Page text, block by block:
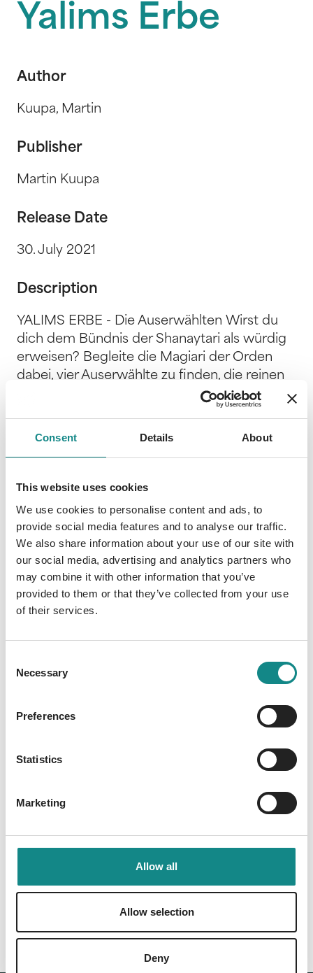
Consent Details About
This website uses cookies
We use cookies to personalise content and ads, to
provide social media features and to analyse our traffic.
We also share information about your use of our site with
our social media, advertising and analytics partners who
may combine it with other information that you’ve
provided to them or that they’ve collected from your use
of their services.
Selection
Necessary
Preferences
Statistics
Marketing
Allow all
Allow selection
Deny
Yalims Erbe
Author
Kuupa, Martin
Publisher
Martin Kuupa
Release Date
30. July 2021
Description
YALIMS ERBE - Die Auserwählten Wirst du
dich dem Bündnis der Shanaytari als würdig
erweisen? Begleite die Magiari der Orden
dabei, vier Auserwählte zu finden, die reinen
Herzens und unbändigen Mutes sind. Sie
durch ein mächtiges Wesen bewahren -
irgendwann tritt auch das dunkelste
Geheimnis aus der Düsternis ans Licht.
Ausdrücke wie Magiari, Soldatari, Bewohneri,
usw. sind übrigens keine Fehler, sondern
absichtlich so gewählt. Denn das Volk auf
Tholaran wächst seit jeher mit
geschlechtergerechter Sprache auf.
Back to overview